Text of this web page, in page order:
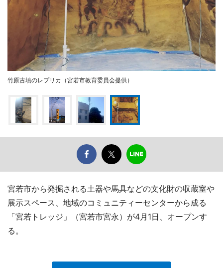
竹原古墳のレプリカ（宮若市教育委員会提供）
宮若市から発掘される土器や馬具などの文化財の収蔵室や
展示スペース、地域のコミュニティーセンターから成る
「宮若トレッジ」（宮若市宮永）が4月1日、オープンす
る。